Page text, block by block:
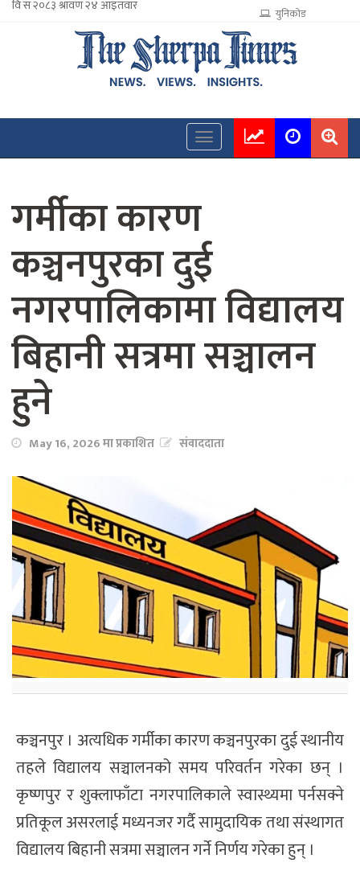
युनिकोड
गर्मीका कारण
कञ्चनपुरका दुई
नगरपालिकामा विद्यालय
बिहानी सत्रमा सञ्चालन
हुने
May 16, 2026 मा प्रकाशित संवाददाता
कञ्चनपुर । अत्यधिक गर्मीका कारण कञ्चनपुरका दुई स्थानीय
तहले विद्यालय सञ्चालनको समय परिवर्तन गरेका छन् ।
कृष्णपुर र शुक्लाफाँटा नगरपालिकाले स्वास्थ्यमा पर्नसक्ने
प्रतिकूल असरलाई मध्यनजर गर्दै सामुदायिक तथा संस्थागत
विद्यालय बिहानी सत्रमा सञ्चालन गर्ने निर्णय गरेका हुन् ।